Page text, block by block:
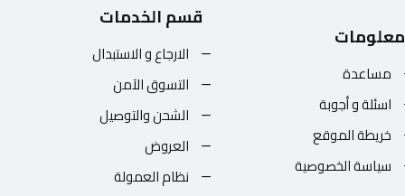
معلومات
مساعدة
اسئلة و أجوبة
خريطة الموقع
سياسة الخصوصية
قسم الخدمات
الارجاع و الاستبدال
التسوق الآمن
الشحن والتوصيل
العروض
نظام العمولة